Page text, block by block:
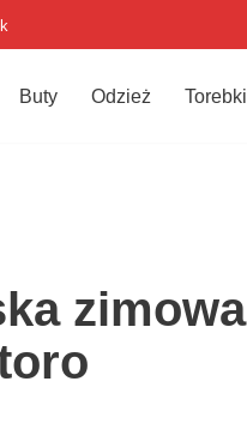
Buty Odzież Torebki
zimowa